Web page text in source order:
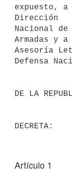
expuesto,
Dirección
Nacional
Armadas y
Asesoría
Defensa
DE LA
Artículo 1